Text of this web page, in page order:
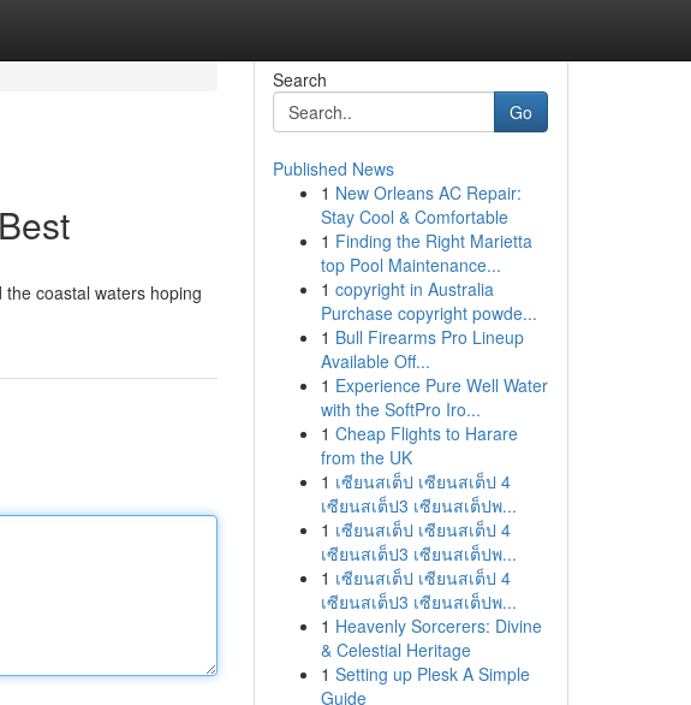
coastal waters hoping
Search
Go
Published News
1 New Orleans AC Repair:
Stay Cool & Comfortable
1 Finding the Right Marietta
top Pool Maintenance...
1 copyright in Australia
Purchase copyright powde...
1 Bull Firearms Pro Lineup
Available Off...
1 Experience Pure Well Water
with the SoftPro Iro...
1 Cheap Flights to Harare
from the UK
1 เซียนสเต็ป เซียนสเต็ป 4
เซียนสเต็ป3 เซียนสเต็ปพ...
1 เซียนสเต็ป เซียนสเต็ป 4
เซียนสเต็ป3 เซียนสเต็ปพ...
1 เซียนสเต็ป เซียนสเต็ป 4
เซียนสเต็ป3 เซียนสเต็ปพ...
1 Heavenly Sorcerers: Divine
& Celestial Heritage
1 Setting up Plesk A Simple
Guide